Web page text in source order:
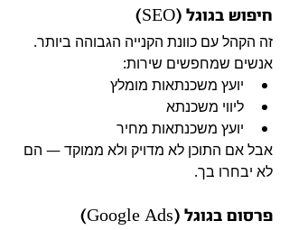
חיפוש בגוגל (SEO)
זה הקהל עם כוונת הקנייה הגבוהה ביותר.
אנשים שמחפשים שירות:
יועץ משכנתאות מומלץ
ליווי משכנתא
יועץ משכנתאות מחיר
אבל אם התוכן לא מדויק ולא ממוקד — הם
לא יבחרו בך.
פרסום בגוגל (Google Ads)